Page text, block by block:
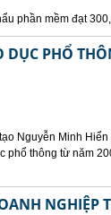
phần mềm đạt
PHỔ
Nguyễn Minh
thông từ năm
NGHIỆP